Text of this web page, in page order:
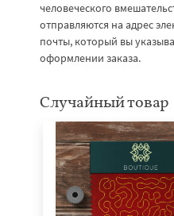
человеческого
отправляются на адрес
почты, который вы
оформлении заказа.
Случайный товар